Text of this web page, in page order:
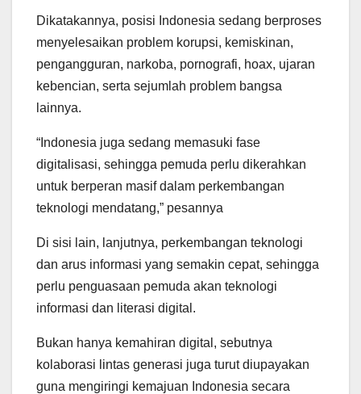
Dikatakannya, posisi Indonesia sedang berproses
menyelesaikan problem korupsi, kemiskinan,
pengangguran, narkoba, pornografi, hoax, ujaran
kebencian, serta sejumlah problem bangsa
lainnya.
“Indonesia juga sedang memasuki fase
digitalisasi, sehingga pemuda perlu dikerahkan
untuk berperan masif dalam perkembangan
teknologi mendatang,” pesannya
Di sisi lain, lanjutnya, perkembangan teknologi
dan arus informasi yang semakin cepat, sehingga
perlu penguasaan pemuda akan teknologi
informasi dan literasi digital.
Bukan hanya kemahiran digital, sebutnya
kolaborasi lintas generasi juga turut diupayakan
guna mengiringi kemajuan Indonesia secara